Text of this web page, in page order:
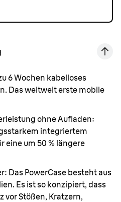
6 Wochen kabelloses
Das weltweit erste mobile
ohne Aufladen:
integriertem
um 50 % längere
Das PowerCase besteht aus
Es ist so konzipiert, dass
vor Stößen, Kratzern,